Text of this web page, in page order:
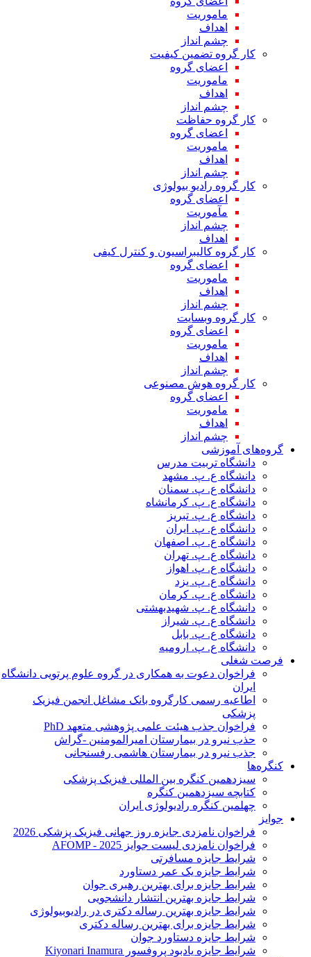
ماموریت
اهداف
چشم انداز
کار گروه تضمین کیفیت
اعضای گروه
ماموریت
اهداف
چشم انداز
کار گروه حفاظت
اعضای گروه
ماموریت
اهداف
چشم انداز
کار گروه رادیو بیولوژی
اعضای گروه
مآموریت
چشم انداز
اهداف
کار گروه کالیبراسیون و کنترل کیفی
اعضای گروه
ماموریت
اهداف
چشم انداز
کار گروه وبسایت
اعضای گروه
ماموریت
اهداف
چشم انداز
کار گروه هوش مصنوعی
اعضای گروه
ماموریت
اهداف
چشم انداز
گروه‌های آموزشی
دانشگاه تربیت مدرس
دانشگاه ع. پ. مشهد
دانشگاه ع. پ. سمنان
دانشگاه ع. پ. کرمانشاه
دانشگاه ع. پ. تبریز
دانشگاه ع. پ. ایران
دانشگاه ع. پ. اصفهان
دانشگاه ع. پ. تهران
دانشگاه ع. پ. اهواز
دانشگاه ع. پ. یزد
دانشگاه ع. پ. کرمان
دانشگاه ع. پ. شهید‌بهشتی
دانشگاه ع. پ. شیراز
دانشگاه ع. پ. بابل
دانشگاه ع. پ. ارومیه
فرصت شغلی
فراخوان دعوت به همکاری در گروه علوم پرتویی دانشگاه
ایران
اطاعیه رسمی کارگروه بانک مشاغل انجمن فیزیک
پزشکی
فراخوان جذب هیئت علمی پژوهشی متعهد PhD
حذب نیرو در بیمارستان امیرالمومنین -گراش
جذب نیرو در بیمارستان هاشمی رفسنجانی
کنگره‌ها
سیزدهمین کنگره بین المللی فیزیک پزشکی
کتابچه سیزدهمین کنگره
چهلمین کنگره رادیولوژی ایران
جوایز
فراخوان نامزدی جایزه روز جهانی فیزیک پزشکی 2026
فراخوان نامزدی لیست جوایز AFOMP - 2025
شرایط جایزه مسافرتی
شرایط جایزه یک عمر دستاورد
شرایط جایزه برای بهترین رهبری جوان
شرایط جایزه بهترین انتشار دانشجویی
شرایط جایزه بهترین رساله دکتری در رادیوبیولوژی
شرایط جایزه برای بهترین رساله دکتری
شرایط جایزه دستاورد جوان
شرایط جایزه یادبود پروفسور Kiyonari Inamura